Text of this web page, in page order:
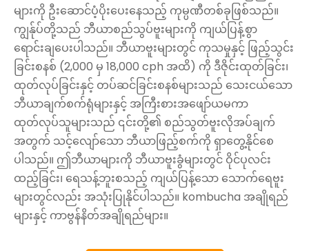
များကို ဦးဆောင်ပံ့ပိုးပေးနေသည့် ကုမ္ပဏီတစ်ခုဖြစ်သည်။
ကျွန်ုပ်တို့သည် ဘီယာစည်သွပ်ဗူးများကို ကျယ်ပြန့်စွာ
ရောင်းချပေးပါသည်။ ဘီယာဗူးများတွင် ကုသမှုနှင့် ဖြည့်သွင်း
ခြင်းစနစ် (2,000 မှ 18,000 cph အထိ) ကို ဒီဇိုင်းထုတ်ခြင်း၊
ထုတ်လုပ်ခြင်းနှင့် တပ်ဆင်ခြင်းစနစ်များသည် သေးငယ်သော
ဘီယာချက်စက်ရုံများနှင့် အကြီးစားအဖျော်ယမကာ
ထုတ်လုပ်သူများသည် ၎င်းတို့၏ စည်သွတ်ဗူးလိုအပ်ချက်
အတွက် သင့်လျော်သော ဘီယာဖြည့်စက်ကို ရှာတွေ့နိုင်စေ
ပါသည်။ ဤဘီယာများကို ဘီယာဗူးခွံများတွင် ဝိုင်ပုလင်း
ထည့်ခြင်း၊ ရေသန့်ဘူးစသည့် ကျယ်ပြန့်သော သောက်ရေဗူး
များတွင်လည်း အသုံးပြုနိုင်ပါသည်။ kombucha အချိုရည်
များနှင့် ကာဗွန်နိတ်အချိုရည်များ။